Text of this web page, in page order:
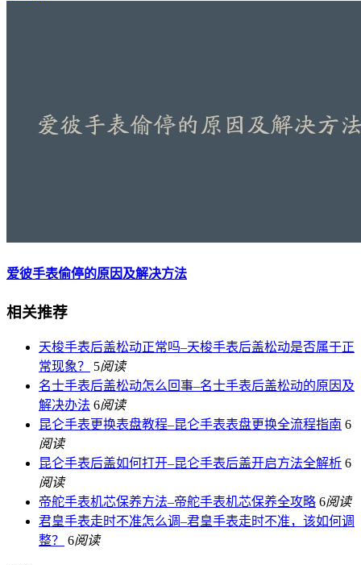
爱彼手表偷停的原因及解决方法
相关推荐
天梭手表后盖松动正常吗–天梭手表后盖松动是否属于正
常现象？
5阅读
名士手表后盖松动怎么回事–名士手表后盖松动的原因及
解决办法 6阅读
昆仑手表更换表盘教程–昆仑手表表盘更换全流程指南 6
阅读
昆仑手表后盖如何打开–昆仑手表后盖开启方法全解析 6
阅读
帝舵手表机芯保养方法–帝舵手表机芯保养全攻略 6阅读
君皇手表走时不准怎么调–君皇手表走时不准，该如何调
整？
6阅读